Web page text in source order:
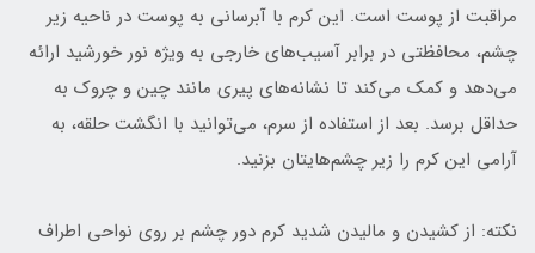
مراقبت از پوست است. این کرم با آبرسانی به پوست در ناحیه زیر
چشم، محافظتی در برابر آسیب‌های خارجی به ویژه نور خورشید ارائه
می‌دهد و کمک می‌کند تا نشانه‌های پیری مانند چین و چروک به
حداقل برسد. بعد از استفاده از سرم، می‌توانید با انگشت حلقه، به
آرامی این کرم را زیر چشم‌هایتان بزنید.
نکته: از کشیدن و مالیدن شدید کرم دور چشم بر روی نواحی اطراف